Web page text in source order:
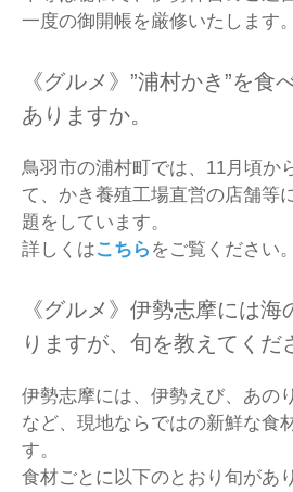
一度の御開帳を厳修いたします
《グルメ》”浦村かき”を食
ありますか。
鳥羽市の浦村町では、11月頃か
て、かき養殖工場直営の店舗等
題をしています。
詳しくはこちら をご覧ください。
《グルメ》伊勢志摩には
りますが、旬を教えてくだ
伊勢志摩には、伊勢えび、あの
など、現地ならではの新鮮な食
す。
食材ごとに以下のとおり旬があ